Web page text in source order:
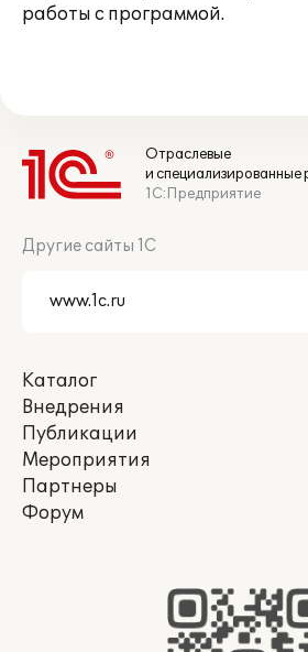
работы с программой.
Отраслевые
и специализированные
1С:Предприятие
Другие сайты 1С
Каталог
Внедрения
Публикации
Мероприятия
Партнеры
Форум